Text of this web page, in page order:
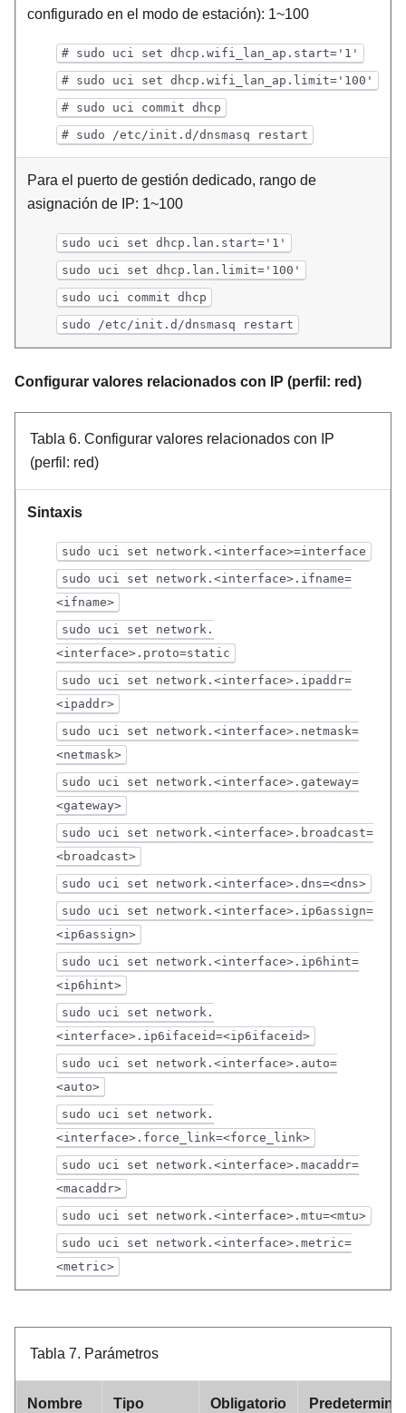
configurado en el modo de estación): 1~100
# sudo uci set dhcp.wifi_lan_ap.start='1'
# sudo uci set dhcp.wifi_lan_ap.limit='100'
# sudo uci commit dhcp
# sudo /etc/init.d/dnsmasq restart
Para el puerto de gestión dedicado, rango de
asignación de IP: 1~100
sudo uci set dhcp.lan.start='1'
sudo uci set dhcp.lan.limit='100'
sudo uci commit dhcp
sudo /etc/init.d/dnsmasq restart
Configurar valores relacionados con IP (perfil: red)
Tabla 6. Configurar valores relacionados con IP
(perfil: red)
Sintaxis
sudo uci set network.<interface>=interface
sudo uci set network.<interface>.ifname=
<ifname>
sudo uci set network.
<interface>.proto=static
sudo uci set network.<interface>.ipaddr=
<ipaddr>
sudo uci set network.<interface>.netmask=
<netmask>
sudo uci set network.<interface>.gateway=
<gateway>
sudo uci set network.<interface>.broadcast=
<broadcast>
sudo uci set network.<interface>.dns=<dns>
sudo uci set network.<interface>.ip6assign=
<ip6assign>
sudo uci set network.<interface>.ip6hint=
<ip6hint>
sudo uci set network.
<interface>.ip6ifaceid=<ip6ifaceid>
sudo uci set network.<interface>.auto=
<auto>
sudo uci set network.
<interface>.force_link=<force_link>
sudo uci set network.<interface>.macaddr=
<macaddr>
sudo uci set network.<interface>.mtu=<mtu>
sudo uci set network.<interface>.metric=
<metric>
Tabla 7. Parámetros
Nombre Tipo Obligatorio